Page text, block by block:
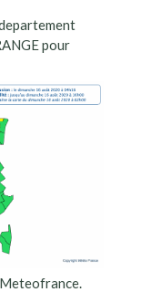
pour
Meteofrance.